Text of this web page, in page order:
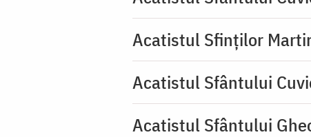
Acatistul Sfinților
Acatistul Sfântului
Acatistul Sfântului